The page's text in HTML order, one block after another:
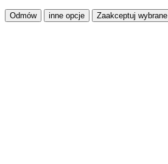
Odmów inne opcje Zaakceptuj wybrane